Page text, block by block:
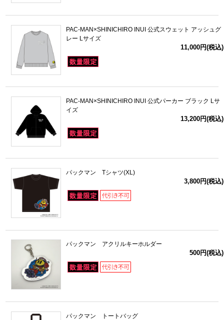
PAC-MAN×SHINICHIRO INUI 公式スウェット アッシュグ
レー Lサイズ
11,000円(税込)
PAC-MAN×SHINICHIRO INUI 公式パーカー ブラック Lサ
イズ
13,200円(税込)
パックマン Tシャツ(XL)
3,800円(税込)
パックマン アクリルキーホルダー
500円(税込)
パックマン トートバッグ